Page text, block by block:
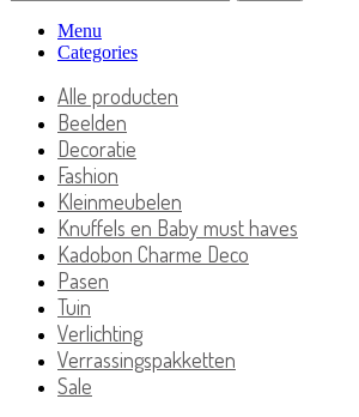
Menu
Categories
Alle producten
Beelden
Decoratie
Fashion
Kleinmeubelen
Knuffels en Baby must haves
Kadobon Charme Deco
Pasen
Tuin
Verlichting
Verrassingspakketten
Sale